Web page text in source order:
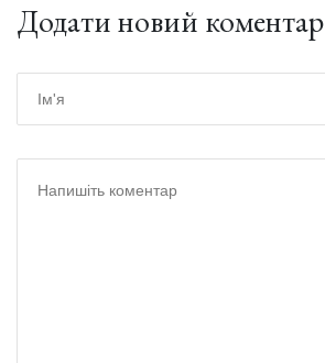
Додати новий коментар